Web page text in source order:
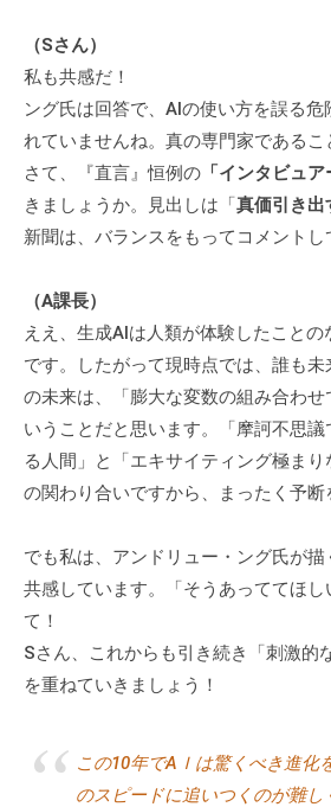
（Sさん）
私も共感だ！
ング氏は回答で、AIの使い方を誤る
れていませんね。真の専門家であるこ
さて、『直言』恒例の 「インタビュア
きましょうか。見出しは「真価引き出
新聞は、バランスをもってコメントし
（A課長）
ええ、生成AIは人類が体験したことの
です。したがって現時点では、誰も
の未来は、「膨大な変数の組み合わせ
いうことだと思います。「摩訶不思
る人間」と「エキサイティング極ま
の関わり合いですから、まったく予断
でも私は、アンドリュー・ング氏が
共感しています。「そうあっててほ
て！
Sさん、これからも引き続き「刺激的
を重ねていきましょう！
この10年でAＩは驚くべき進化
のスピードに追いつくのが難し